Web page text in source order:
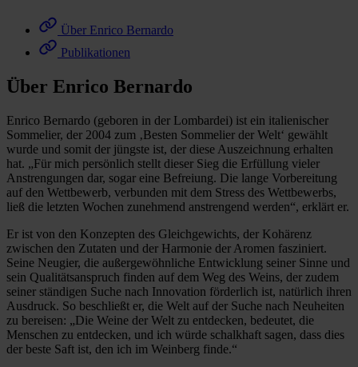
Über Enrico Bernardo
Publikationen
Über Enrico Bernardo
Enrico Bernardo (geboren in der Lombardei) ist ein italienischer
Sommelier, der 2004 zum ‚Besten Sommelier der Welt‘ gewählt
wurde und somit der jüngste ist, der diese Auszeichnung erhalten
hat. „Für mich persönlich stellt dieser Sieg die Erfüllung vieler
Anstrengungen dar, sogar eine Befreiung. Die lange Vorbereitung
auf den Wettbewerb, verbunden mit dem Stress des Wettbewerbs,
ließ die letzten Wochen zunehmend anstrengend werden“, erklärt er.
Er ist von den Konzepten des Gleichgewichts, der Kohärenz
zwischen den Zutaten und der Harmonie der Aromen fasziniert.
Seine Neugier, die außergewöhnliche Entwicklung seiner Sinne und
sein Qualitätsanspruch finden auf dem Weg des Weins, der zudem
seiner ständigen Suche nach Innovation förderlich ist, natürlich ihren
Ausdruck. So beschließt er, die Welt auf der Suche nach Neuheiten
zu bereisen: „Die Weine der Welt zu entdecken, bedeutet, die
Menschen zu entdecken, und ich würde schalkhaft sagen, dass dies
der beste Saft ist, den ich im Weinberg finde.“